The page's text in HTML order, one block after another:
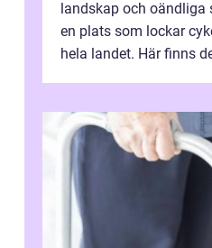
landskap och oändliga
en plats som lockar
hela landet. Här finns